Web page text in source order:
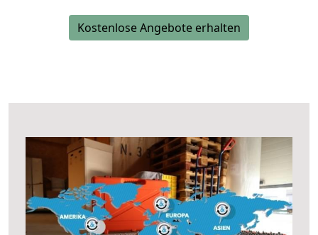
Kostenlose Angebote erhalten